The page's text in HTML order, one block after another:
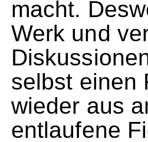
macht.
Werk und
selbst einen
wieder aus
entlaufene